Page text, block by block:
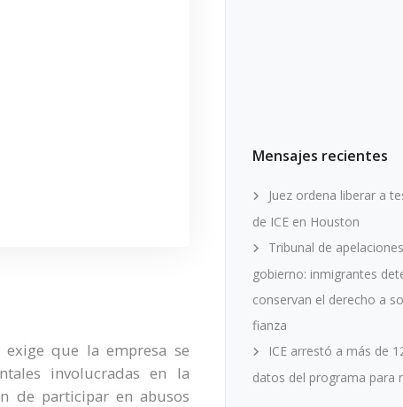
que la empresa se
involucradas en la
de participar en abusos
Mensajes recientes
Juez ordena liberar a
de ICE en Houston
Tribunal de
gobierno: inmigrantes
conservan el derecho a
fianza
ICE arrestó a más de
datos del programa para